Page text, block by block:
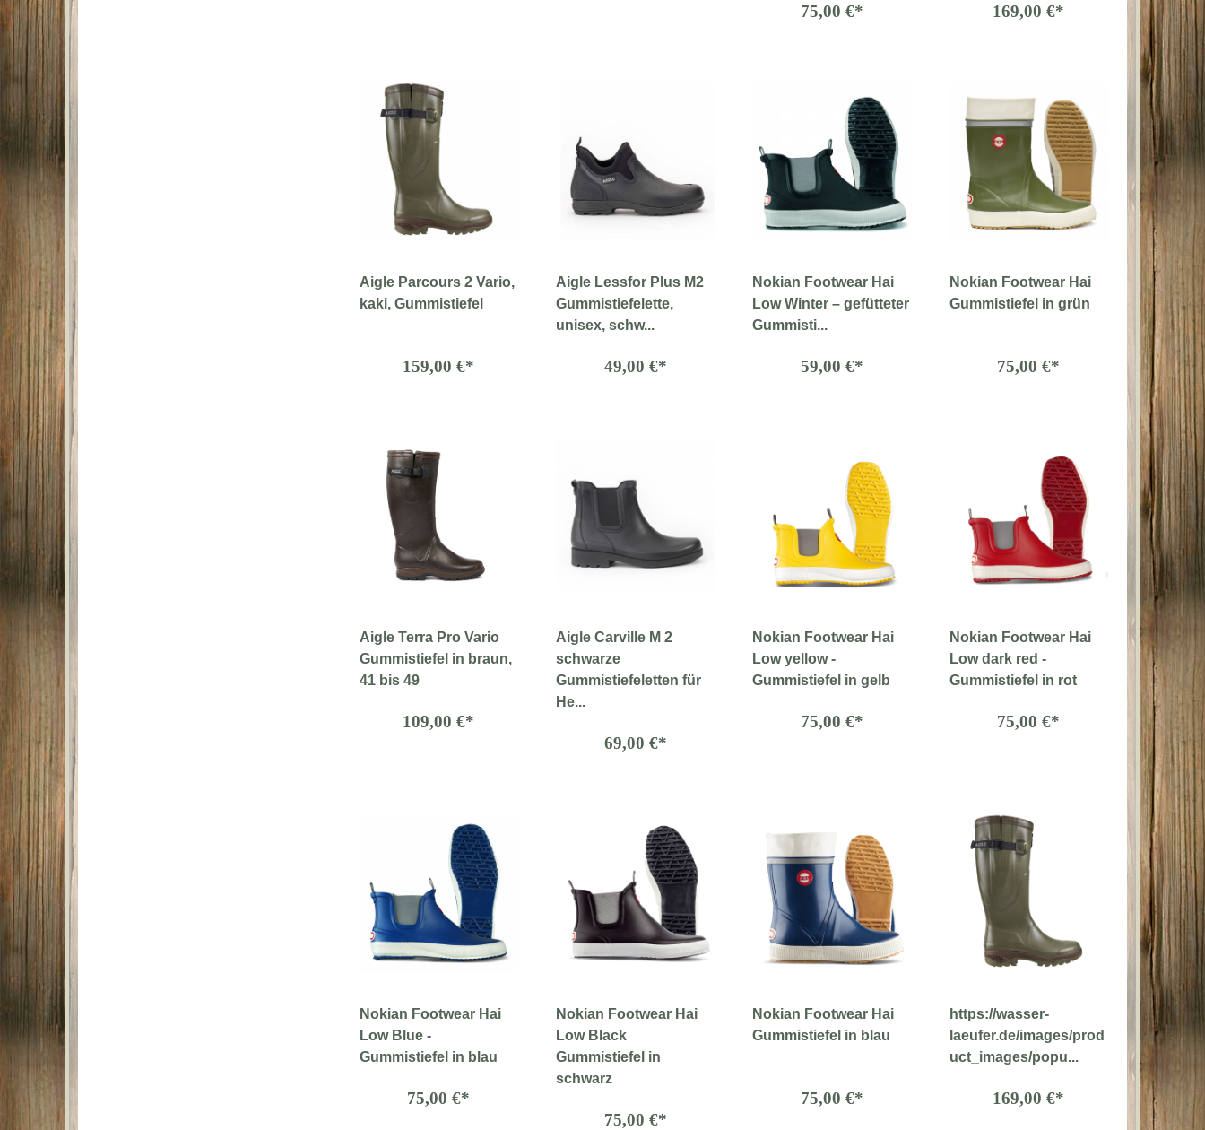
75,00 €* 169,00 €*
Aigle Parcours 2 Vario,
kaki, Gummistiefel
159,00 €*
Aigle Lessfor Plus M2
Gummistiefelette,
unisex, schw...
49,00 €*
Nokian Footwear Hai
Low Winter – gefütteter
Gummisti...
59,00 €*
Nokian Footwear Hai
Gummistiefel in grün
75,00 €*
Aigle Terra Pro Vario
Gummistiefel in braun,
41 bis 49
109,00 €*
Aigle Carville M 2
schwarze
Gummistiefeletten für
He...
69,00 €*
Nokian Footwear Hai
Low yellow -
Gummistiefel in gelb
75,00 €*
Nokian Footwear Hai
Low dark red -
Gummistiefel in rot
75,00 €*
Nokian Footwear Hai
Low Blue -
Gummistiefel in blau
75,00 €*
Nokian Footwear Hai
Low Black
Gummistiefel in
schwarz
75,00 €*
Nokian Footwear Hai
Gummistiefel in blau
75,00 €*
https://wasser-
laeufer.de/images/prod
uct_images/popu...
169,00 €*